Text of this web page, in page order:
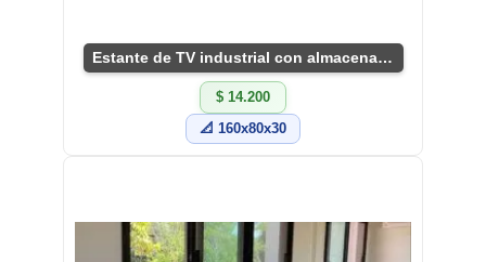
Estante de TV industrial con almacenamiento
$ 14.200
📐 160x80x30